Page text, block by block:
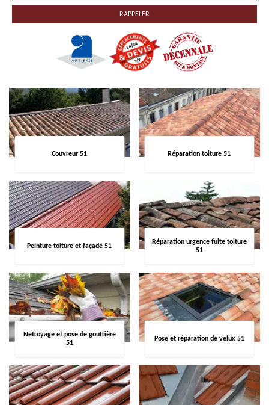
Couvreur 51 Réparation toiture 51
Peinture toiture et façade 51
Réparation urgence fuite toiture
51
Nettoyage et pose de gouttière
51
Pose et réparation de velux 51